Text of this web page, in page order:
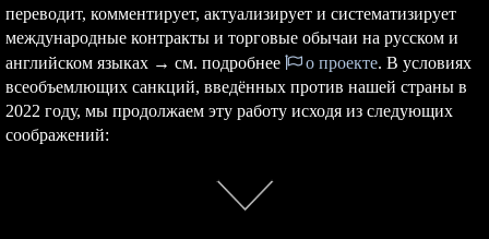
переводит, комментирует, актуализирует и систематизирует
международные контракты и торговые обычаи на русском и
английском языках → см. подробнее
о проекте. В условиях
всеобъемлющих санкций, введённых против нашей страны в
2022 году, мы продолжаем эту работу исходя из следующих
соображений: